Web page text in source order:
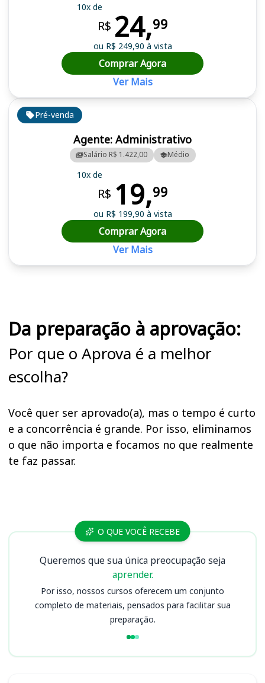
Pré-venda
Agente: Administrativo
Salário R$ 1.422,00 Médio
10x de
R$ 19,99
ou R$ 199,90 à vista
Comprar Agora
Ver Mais
10x de
R$ 24,99
ou R$ 249,90 à vista
Comprar Agora
Ver Mais
Da preparação à aprovação:
Por que o Aprova é a melhor
escolha?
Você quer ser aprovado(a), mas o tempo é curto
e a concorrência é grande. Por isso, eliminamos
o que não importa e focamos no que realmente
te faz passar.
Cursos O QUE VOCÊ RECEBE
Queremos que sua única preocupação seja
aprender.
Por isso, nossos cursos oferecem um conjunto
completo de materiais, pensados para facilitar sua
preparação.